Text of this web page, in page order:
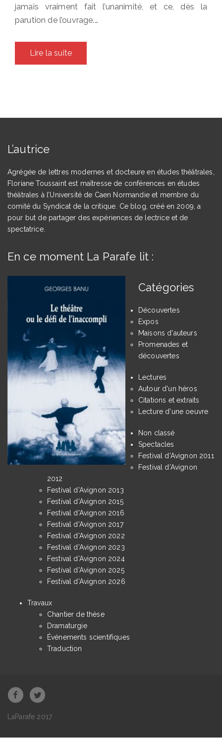
jamais vraiment fait l’unanimité, et ce, dès la
parution de l’ouvrage.…
Lire la suite
L’autrice
Agrégée de lettres modernes et docteure en études théâtrales,
Floriane Toussaint est maîtresse de conférences en études
théâtrales à l’Université de Caen Normandie et membre du
comité du Syndicat de la critique. Ce blog, créé en 2009, a
pour but de partager des expériences de lectrice et de
spectatrice.
En ce moment La Parafe lit :
Catégories
Découvertes
Expos
Maisons d'auteurs
Promenades et
découvertes
Lectures
Autour d'un héros
Citations et extraits
Lecture d'une oeuvre
Non classé
Spectacles
Festival d'Avignon 2011
Festival d'Avignon
2012
Festival d'Avignon 2013
Festival d'Avignon 2015
Festival d'Avignon 2016
Festival d'Avignon 2017
Festival d'Avignon 2022
Festival d'Avignon 2023
Festival d'Avignon 2024
Festival d'Avignon 2025
Festival d'Avignon 2026
Travaux
Chantier de thèse
Dramaturgie
Événements scientifiques
Traduction
LaParafe 2017